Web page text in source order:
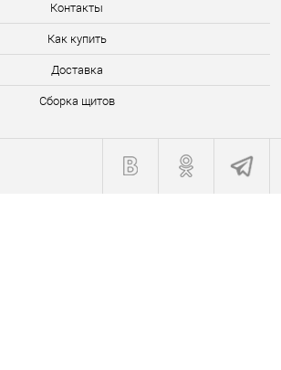
Контакты
Как купить
Доставка
Сборка щитов